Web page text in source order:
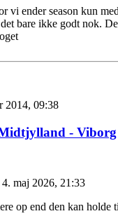
vi ender season kun
bare ikke godt nok.
2014, 09:38
- Viborg
4. maj 2026, 21:33
op end den kan holde